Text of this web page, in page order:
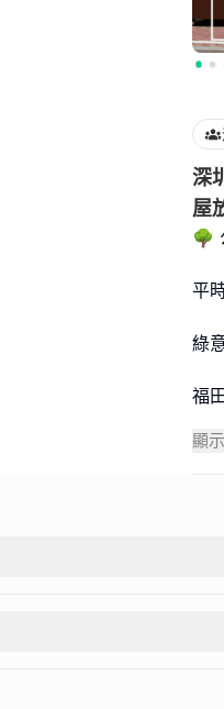
深
屋
🌳
平
綠
福
顯